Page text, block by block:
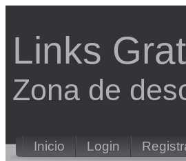
Links
Zona de
Inicio Login